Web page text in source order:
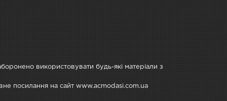
використовувати будь-які матеріали з
посилання на сайт www.acmodasi.com.ua